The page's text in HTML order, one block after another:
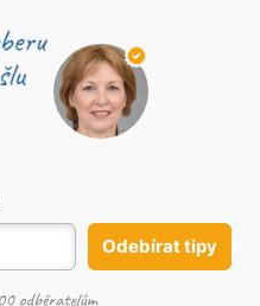
Odebírat tipy